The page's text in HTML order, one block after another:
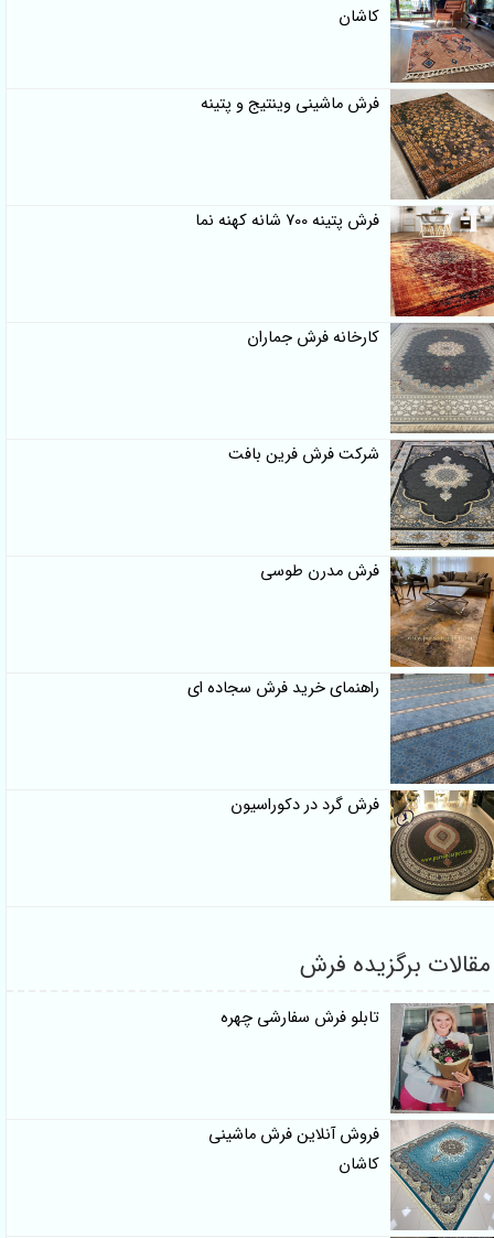
کاشان
فرش ماشینی وینتیج و پتینه
فرش پتینه 700 شانه کهنه نما
کارخانه فرش جماران
شرکت فرش فرین بافت
فرش مدرن طوسی
راهنمای خرید فرش سجاده ای
فرش گرد در دکوراسیون
مقالات برگزیده فرش
تابلو فرش سفارشی چهره
فروش آنلاین فرش ماشینی
کاشان